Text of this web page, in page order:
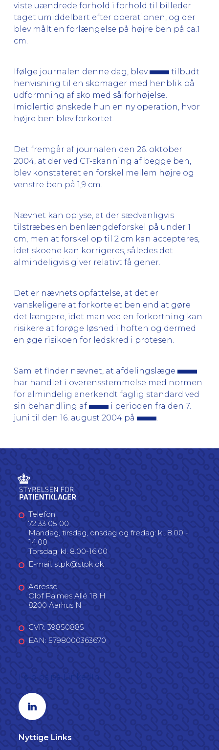
viste uændrede forhold i forhold til billeder
taget umiddelbart efter operationen, og der
blev målt en forlængelse på højre ben på ca.1
cm.
Ifølge journalen denne dag, blev
tilbudt
henvisning til en skomager med henblik på
udformning af sko med sålforhøjelse.
Imidlertid ønskede hun en ny operation, hvor
højre ben blev forkortet.
Det fremgår af journalen den 26. oktober
2004, at der ved CT-skanning af begge ben,
blev konstateret en forskel mellem højre og
venstre ben på 1,9 cm.
Nævnet kan oplyse, at der sædvanligvis
tilstræbes en benlængdeforskel på under 1
cm, men at forskel op til 2 cm kan accepteres,
idet skoene kan korrigeres, således det
almindeligvis giver relativt få gener.
Det er nævnets opfattelse, at det er
vanskeligere at forkorte et ben end at gøre
det længere, idet man ved en forkortning kan
risikere at forøge løshed i hoften og dermed
en øge risikoen for ledskred i protesen.
Samlet finder nævnet, at afdelingslæge
har handlet i overensstemmelse med normen
for almindelig anerkendt faglig standard ved
sin behandling af
i perioden fra den 7.
juni til den 16. august 2004 på
Telefon
72 33 05 00
Mandag, tirsdag, onsdag og fredag: kl. 8.00 -
14.00
Torsdag: kl. 8.00-16.00
E-mail: stpk@stpk.dk
Adresse
Olof Palmes Allé 18 H
8200 Aarhus N
CVR: 39850885
EAN: 5798000363670
Linkedin profil
Nyttige Links